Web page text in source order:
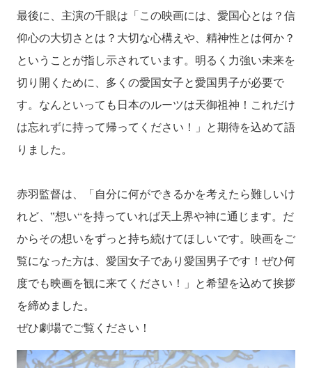
最後に、主演の千眼は「この映画には、愛国心とは？信
仰心の大切さとは？大切な心構えや、精神性とは何か？
ということが指し示されています。明るく力強い未来を
切り開くために、多くの愛国女子と愛国男子が必要で
す。なんといっても日本のルーツは天御祖神！これだけ
は忘れずに持って帰ってください！」と期待を込めて語
りました。
赤羽監督は、「自分に何ができるかを考えたら難しいけ
れど、‟想い“を持っていれば天上界や神に通じます。だ
からその想いをずっと持ち続けてほしいです。映画をご
覧になった方は、愛国女子であり愛国男子です！ぜひ何
度でも映画を観に来てください！」と希望を込めて挨拶
を締めました。
ぜひ劇場でご覧ください！